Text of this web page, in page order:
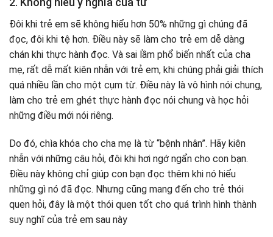
Đôi khi trẻ em sẽ không hiểu hơn 50% những gì chúng đã
đọc, đôi khi tệ hơn. Điều này sẽ làm cho trẻ em dễ dàng
chán khi thực hành đọc. Và sai lầm phổ biến nhất của cha
mẹ, rất dễ mất kiên nhẫn với trẻ em, khi chúng phải giải thích
quá nhiều lần cho một cụm từ. Điều này là vô hình nói chung,
làm cho trẻ em ghét thực hành đọc nói chung và học hỏi
những điều mới nói riêng.
Do đó, chìa khóa cho cha mẹ là từ “bệnh nhân”. Hãy kiên
nhẫn với những câu hỏi, đôi khi hơi ngớ ngẩn cho con bạn.
Điều này không chỉ giúp con bạn đọc thêm khi nó hiểu
những gì nó đã đọc. Nhưng cũng mang đến cho trẻ thói
quen hỏi, đây là một thói quen tốt cho quá trình hình thành
suy nghĩ của trẻ em sau này